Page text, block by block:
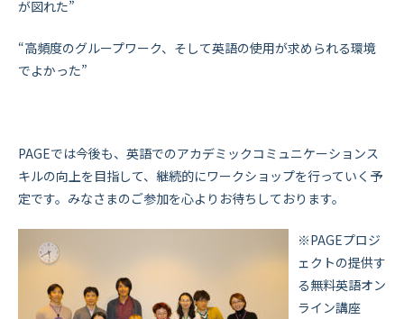
が図れた”
“高頻度のグループワーク、そして英語の使用が求められる環境
でよかった”
PAGEでは今後も、英語でのアカデミックコミュニケーションス
キルの向上を目指して、継続的にワークショップを行っていく予
定です。みなさまのご参加を心よりお待ちしております。
※PAGEプロジ
ェクトの提供す
る無料英語オン
ライン講座